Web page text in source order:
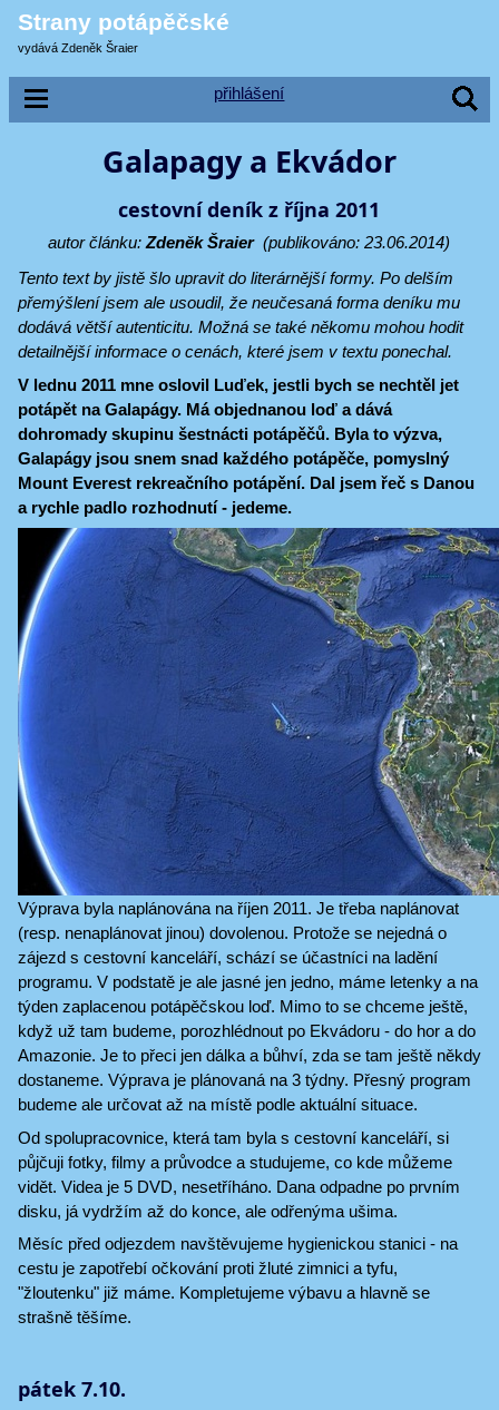
Strany potápěčské
vydává Zdeněk Šraier
přihlášení
Galapagy a Ekvádor
cestovní deník z října 2011
autor článku:Zdeněk Šraier(publikováno: 23.06.2014)
Tento text by jistě šlo upravit do literárnější formy. Po delším
přemýšlení jsem ale usoudil, že neučesaná forma deníku mu
dodává větší autenticitu. Možná se také někomu mohou hodit
detailnější informace o cenách, které jsem v textu ponechal.
V lednu 2011 mne oslovil Luďek, jestli bych se nechtěl jet
potápět na Galapágy. Má objednanou loď a dává
dohromady skupinu šestnácti potápěčů. Byla to výzva,
Galapágy jsou snem snad každého potápěče, pomyslný
Mount Everest rekreačního potápění. Dal jsem řeč s Danou
a rychle padlo rozhodnutí - jedeme.
Výprava byla naplánována na říjen 2011. Je třeba naplánovat
(resp. nenaplánovat jinou) dovolenou. Protože se nejedná o
zájezd s cestovní kanceláří, schází se účastníci na ladění
programu. V podstatě je ale jasné jen jedno, máme letenky a na
týden zaplacenou potápěčskou loď. Mimo to se chceme ještě,
když už tam budeme, porozhlédnout po Ekvádoru - do hor a do
Amazonie. Je to přeci jen dálka a bůhví, zda se tam ještě někdy
dostaneme. Výprava je plánovaná na 3 týdny. Přesný program
budeme ale určovat až na místě podle aktuální situace.
Od spolupracovnice, která tam byla s cestovní kanceláří, si
půjčuji fotky, filmy a průvodce a studujeme, co kde můžeme
vidět. Videa je 5 DVD, nesetříháno. Dana odpadne po prvním
disku, já vydržím až do konce, ale odřenýma ušima.
Měsíc před odjezdem navštěvujeme hygienickou stanici - na
cestu je zapotřebí očkování proti žluté zimnici a tyfu,
"žloutenku" již máme. Kompletujeme výbavu a hlavně se
strašně těšíme.
pátek 7.10.